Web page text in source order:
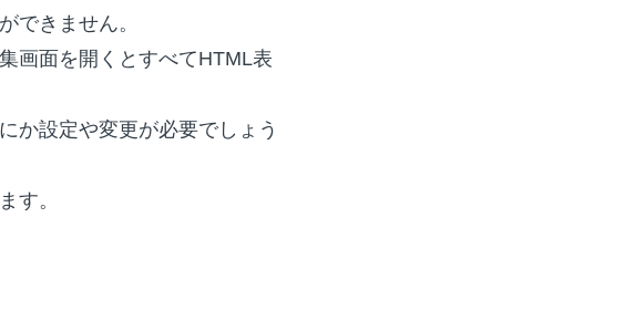
できません。
画面を開くとすべてHTML表
か設定や変更が必要でしょう
す。